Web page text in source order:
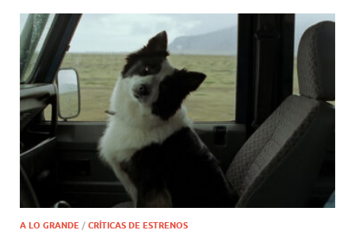
A LO GRANDE / CRÍTICAS DE ESTRENOS